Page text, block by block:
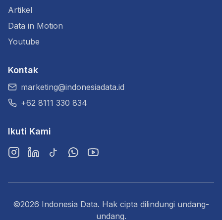
Artikel
Data in Motion
Youtube
Kontak
marketing@indonesiadata.id
+62 8111 330 834
Ikuti Kami
InstagramLinkedInTikTokWhatsAppYouTube
©2026 Indonesia Data. Hak cipta dilindungi undang-
undang.